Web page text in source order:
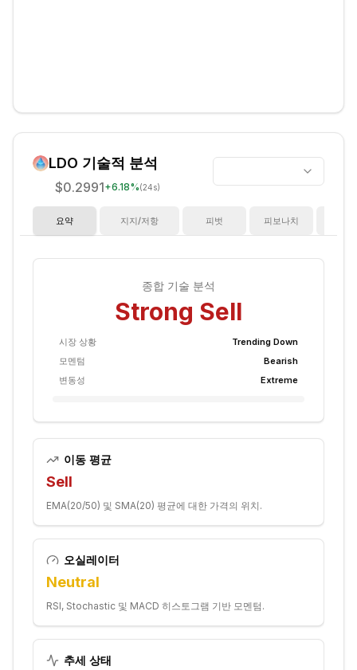
LDO 기술적 분석
$0.2991+6.18%(24s)
요약 지지/저항 피벗 피보나치
종합 기술 분석
Strong Sell
시장 상황
Trending Down
모멘텀
Bearish
변동성
Extreme
이동 평균
Sell
EMA(20/50) 및 SMA(20) 평균에 대한 가격의 위치.
오실레이터
Neutral
RSI, Stochastic 및 MACD 히스토그램 기반 모멘텀.
추세 상태